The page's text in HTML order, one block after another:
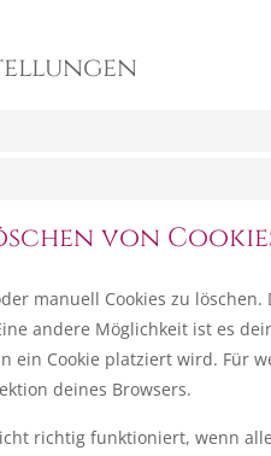
von
manuell Cookies zu löschen.
andere Möglichkeit ist es
ein Cookie platziert wird. Für
deines Browsers.
richtig funktioniert, wenn